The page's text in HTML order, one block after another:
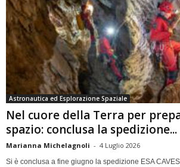
Astronautica ed Esplorazione Spaziale
Nel cuore della Terra per
spazio: conclusa la spedizione...
Marianna Michelagnoli - 4 Luglio 2026
Si è conclusa a fine giugno la spedizione ESA